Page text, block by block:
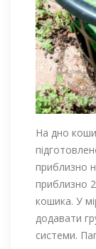
На дно
приблизно
приблизно
кошика. У
додавати
системи.